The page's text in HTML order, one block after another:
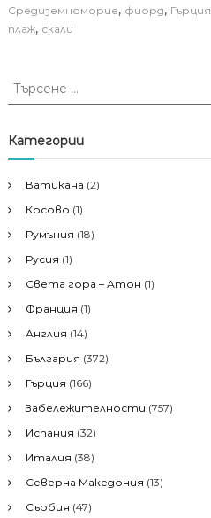
Средиземноморие, фиорд, Гърция
плаж, скали
Т
с
е
е
з
а
Категории
Ватикана (2)
Косово (1)
Румъния (18)
Русия (1)
Света гора – Атон (1)
Франция (1)
Англия (14)
България (372)
Гърция (166)
Забележителности (757)
Испания (32)
Италия (38)
Северна Македония (13)
Сърбия (47)